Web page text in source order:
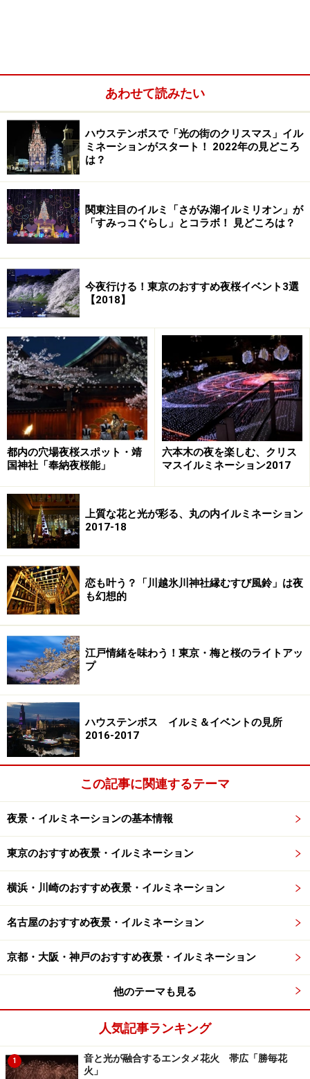
晴海エリアでは、「晴海客船ターミナル」が東京ベイエ
リアの夜景を眺められるスポットとして有名ですが、豊
洲方面から晴海埠頭に向かう途中にある晴海大橋からは
レインボーブリッジを中心に東京タワーや晴海の高層ビ
ルが視界一面に広がります。
走行中に眺める夜景も素晴らしいものがありますが、晴
海埠頭を通過して勝どき駅の交差点を左折し、道なりに
進んでみましょう。そのまま突き当たりまで進むと周囲
は水産工場や倉庫があり、一見夜景スポットらしい雰囲
気ではありませんが、目の前にはレインボーブリッジを
中心としたドライブデートにおすすめの夜景が広がりま
豊海水産埠頭は車内から夜景を楽しめる数少ない穴場スポッ
ト
車を周囲の邪魔にならない場所に停車させれば、フロン
トガラス越しに東京ベイエリアの夜景が眺められ、二人
だけの贅沢な空間が生まれます。都内には展望ビルを中
心に夜景スポットが数多くあるわりに、車を停めて車窓
から夜景を眺められる場所は非常に限られているため、
地図：Yahoo!地図情報
※記事内容は執筆時点のものです。最新の内容をご確認くださ
1/3
あわせて読みたい
ハウステンボスで「光の街のクリスマス」イル
ミネーションがスタート！ 2022年の見どころ
は？
関東注目のイルミ「さがみ湖イルミリオン」が
「すみっコぐらし」とコラボ！ 見どころは？
今夜行ける！東京のおすすめ夜桜イベント3選
【2018】
都内の穴場夜桜スポット・靖
国神社「奉納夜桜能」
六本木の夜を楽しむ、クリス
マスイルミネーション2017
上質な花と光が彩る、丸の内イルミネーション
2017-18
恋も叶う？「川越氷川神社縁むすび風鈴」は夜
も幻想的
江戸情緒を味わう！東京・梅と桜のライトアッ
プ
ハウステンボス イルミ＆イベントの見所
2016-2017
この記事に関連するテーマ
夜景・イルミネーションの基本情報
東京のおすすめ夜景・イルミネーション
横浜・川崎のおすすめ夜景・イルミネーション
名古屋のおすすめ夜景・イルミネーション
京都・大阪・神戸のおすすめ夜景・イルミネーション
他のテーマも見る
人気記事ランキング
1
音と光が融合するエンタメ花火 帯広「勝毎花
火」